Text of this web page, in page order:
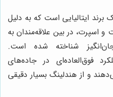
برند ایتالیایی است که به دلیل
و اسپرت، در بین علاقه‌مندان به
شناخته شده است.
فوق‌العاده‌ای در جاده‌های
و از هندلینگ بسیار دقیقی